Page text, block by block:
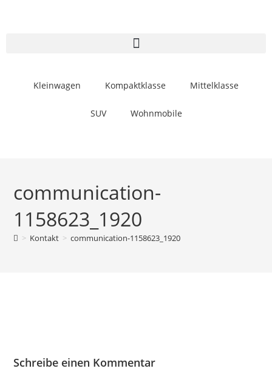
Kleinwagen Kompaktklasse Mittelklasse
SUV Wohnmobile
communication-
1158623_1920
> Kontakt > communication-1158623_1920
Schreibe einen Kommentar